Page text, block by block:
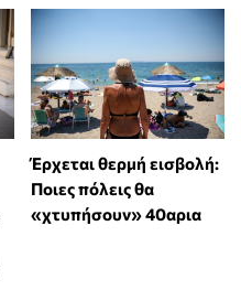
Έρχεται θερμή εισβολή:
Ποιες πόλεις θα
«χτυπήσουν» 40αρια